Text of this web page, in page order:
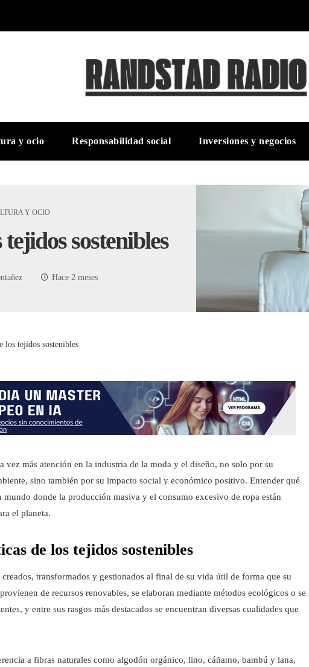
y ocio Responsabilidad social Inversiones y negocios
Y OCIO
sostenibles
Hace 2 meses
los tejidos sostenibles
vez más atención en la industria de la moda y el diseño, no solo por su
sino también por su impacto social y económico positivo. Entender qué
mundo donde la producción masiva y el consumo excesivo de ropa están
el planeta.
de los tejidos sostenibles
transformados y gestionados al final de su vida útil de forma que su
de recursos renovables, se elaboran mediante métodos ecológicos o se
y entre sus rasgos más destacados se encuentran diversas cualidades que
a fibras naturales como algodón orgánico, lino, cáñamo, bambú y lana,